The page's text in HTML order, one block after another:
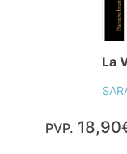
La
PVP.